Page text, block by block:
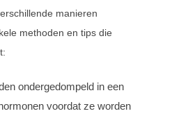
manieren
methoden en tips die
ondergedompeld in een
voordat ze worden